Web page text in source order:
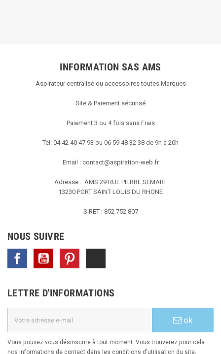
INFORMATION SAS AMS
Aspirateur centralisé ou accessoires toutes Marques
Site & Paiement sécurisé
Paiement 3 ou 4 fois sans Frais
Tel: 04 42 40 47 93 ou 06 59 48 32 38 de 9h à 20h
Email : contact@aspiration-web.fr
Adresse : AMS 29 RUE PIERRE SEMART
13230 PORT SAINT LOUIS DU RHONE
SIRET : 852 752 807
NOUS SUIVRE
Facebook YouTube
LETTRE D'INFORMATIONS
ok
Vous pouvez vous désinscrire à tout moment. Vous trouverez pour cela
nos informations de contact dans les conditions d'utilisation du site.